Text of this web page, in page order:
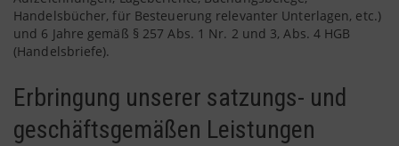
Handelsbücher, für Besteuerung relevanter Unterlagen, etc.)
und 6 Jahre gemäß § 257 Abs. 1 Nr. 2 und 3, Abs. 4 HGB
(Handelsbriefe).
Erbringung unserer satzungs- und
geschäftsgemäßen Leistungen